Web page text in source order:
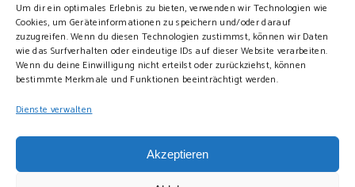
Um dir ein optimales Erlebnis zu bieten, verwenden wir Technologien wie
Cookies, um Geräteinformationen zu speichern und/oder darauf
zuzugreifen. Wenn du diesen Technologien zustimmst, können wir Daten
wie das Surfverhalten oder eindeutige IDs auf dieser Website verarbeiten.
Wenn du deine Einwilligung nicht erteilst oder zurückziehst, können
bestimmte Merkmale und Funktionen beeinträchtigt werden.
Dienste verwalten
Akzeptieren